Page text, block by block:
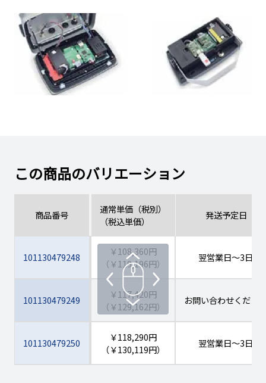
この商品のバリエーション
商品番号
通常単価（税別）
（税込単価）
発送予定日
101130479248
￥108,360円
（￥119,196円）
翌営業日～3日
101130479249
￥117,420円
（￥129,162円）
お問い合わせくださ
101130479250
￥118,290円
（￥130,119円）
翌営業日～3日